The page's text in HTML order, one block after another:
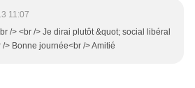
11:07
/> <br /> Je dirai plutôt &quot; social libéral
/> Bonne journée<br /> Amitié